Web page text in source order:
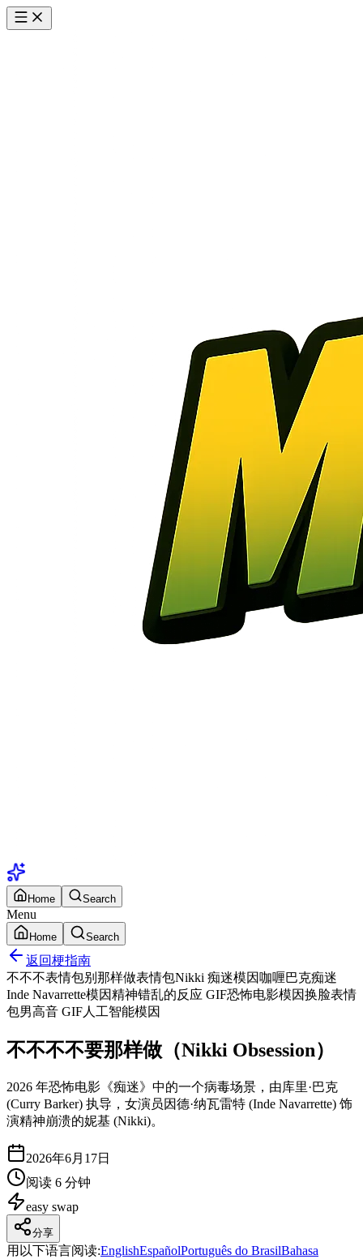
Home Search
Menu
Home Search
返回梗指南
不不不表情包别那样做表情包Nikki 痴迷模因 咖喱巴克痴迷
Inde Navarrette模因精神错乱的反应 GIF恐怖电影模因换脸表情
包男高音 GIF人工智能模因
不不不不要那样做（Nikki Obsession）
2026 年恐怖电影《痴迷》中的一个病毒场景，由库里·巴克
(Curry Barker) 执导，女演员因德·纳瓦雷特 (Inde Navarrette) 饰
演精神崩溃的妮基 (Nikki)。
2026年6月17日
阅读 6 分钟
easy swap
分享
用以下语言阅读:EnglishEspañolPortuguês do BrasilBahasa